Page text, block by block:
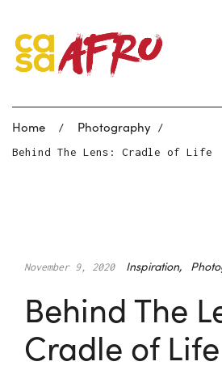
Home / Photography /
Behind The Lens: Cradle of Life
November 9, 2020 Inspiration
Behind The
Cradle of Life